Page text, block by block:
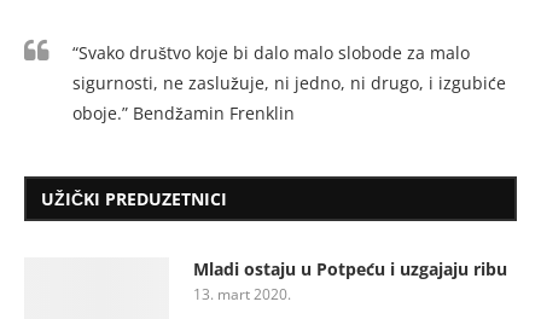
“Svako društvo koje bi dalo malo slobode za malo
sigurnosti, ne zaslužuje, ni jedno, ni drugo, i izgubiće
oboje.” Bendžamin Frenklin
UŽIČKI PREDUZETNICI
Mladi ostaju u Potpeću i uzgajaju ribu
13. mart 2020.